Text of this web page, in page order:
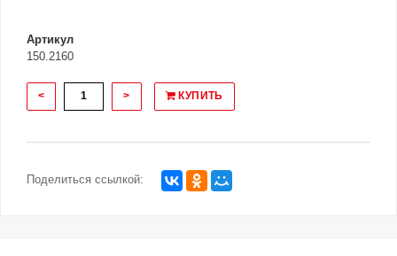
Артикул
150.2160
< > КУПИТЬ
Поделиться ссылкой: